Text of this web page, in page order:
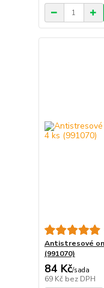
Antistresové
(991070)
84 Kč/sada
69 Kč bez DPH